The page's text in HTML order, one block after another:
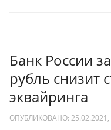
Банк России
рубль снизит
эквайринга
ОПУБЛИКОВАНО: 25.02.2021,